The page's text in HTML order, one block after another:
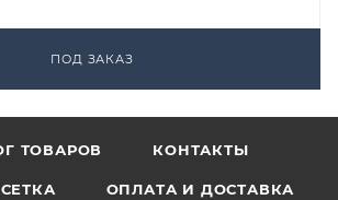
ПОД ЗАКАЗ
ТОВАРОВ КОНТАКТЫ
ОПЛАТА И ДОСТАВКА